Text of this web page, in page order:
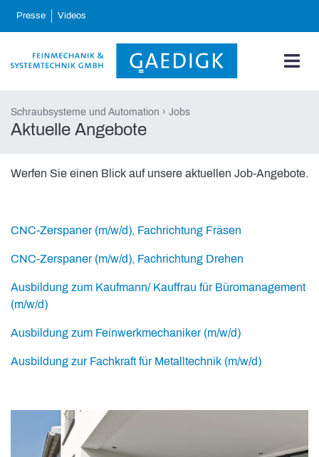
skip_navigation
Presse Videos
Schraubsysteme und Automation Jobs
Aktuelle Angebote
Werfen Sie einen Blick auf unsere aktuellen Job-Angebote.
CNC-Zerspaner (m/w/d), Fachrichtung Fräsen
CNC-Zerspaner (m/w/d), Fachrichtung Drehen
Ausbildung zum Kaufmann/ Kauffrau für Büromanagement
(m/w/d)
Ausbildung zum Feinwerkmechaniker (m/w/d)
Ausbildung zur Fachkraft für Metalltechnik (m/w/d)